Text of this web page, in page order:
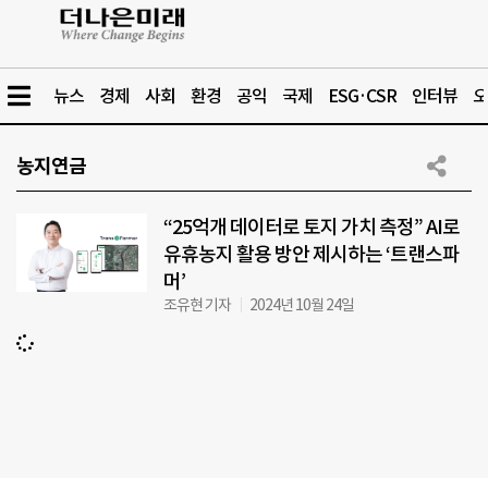
뉴스 경제 사회 환경 공익 국제 ESG·CSR 인터뷰
농지연금
“25억개 데이터로 토지 가치 측정” AI로
유휴농지 활용 방안 제시하는 ‘트랜스파
머’
조유현 기자 2024년 10월 24일